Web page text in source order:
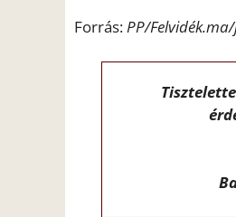
Forrás:PP/